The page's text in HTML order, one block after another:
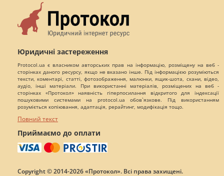
Юридичні застереження
Protocol.ua є власником авторських прав на інформацію, розміщену на веб -
сторінках даного ресурсу, якщо не вказано інше. Під інформацією розуміються
тексти, коментарі, статті, фотозображення, малюнки, ящик-шота, скани, відео,
аудіо, інші матеріали. При використанні матеріалів, розміщених на веб -
сторінках «Протокол» наявність гіперпосилання відкритого для індексації
пошуковими системами на protocol.ua обов`язкове. Під використанням
розуміється копіювання, адаптація, рерайтинг, модифікація тощо.
Повний текст
Приймаємо до оплати
Copyright © 2014-2026 «Протокол». Всі права захищені.